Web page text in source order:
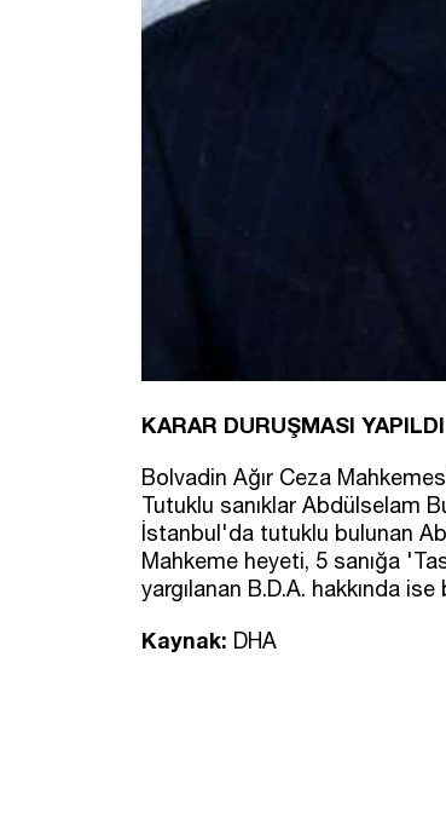
KARAR DURUŞMASI YAPILDI
Bolvadin Ağır Ceza
Tutuklu sanıklar Abdülselam
İstanbul'da tutuklu bulunan
Mahkeme heyeti, 5 sanığa
yargılanan B.D.A. hakkında
Kaynak: DHA